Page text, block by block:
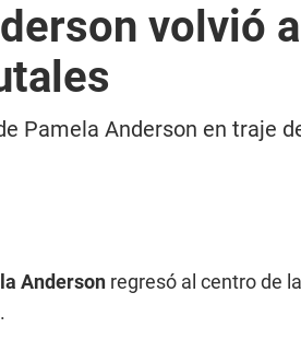
volvió
Pamela Anderson en traje
Anderson regresó al centro de